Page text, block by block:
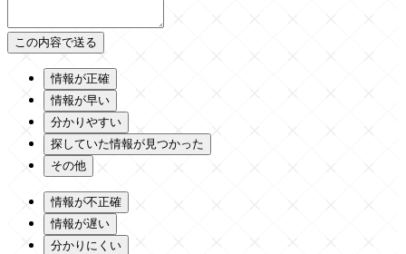
情報が正確
情報が早い
分かりやすい
探していた情報が見つかった
その他
情報が不正確
情報が遅い
分かりにくい